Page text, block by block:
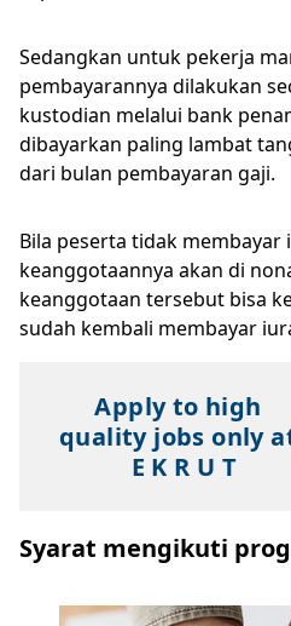
Sedangkan untuk pekerja
pembayarannya dilakukan
kustodian melalui bank
dibayarkan paling lambat
dari bulan pembayaran gaji.
Bila peserta tidak membayar
keanggotaannya akan di
keanggotaan tersebut bisa
sudah kembali membayar
Apply to high
quality jobs only
E K R U T
Syarat mengikuti